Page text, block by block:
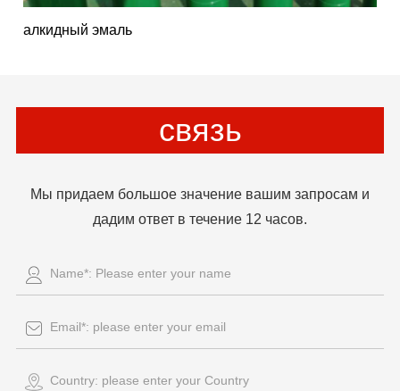
алкидный эмаль
связь
Мы придаем большое значение вашим запросам и
дадим ответ в течение 12 часов.